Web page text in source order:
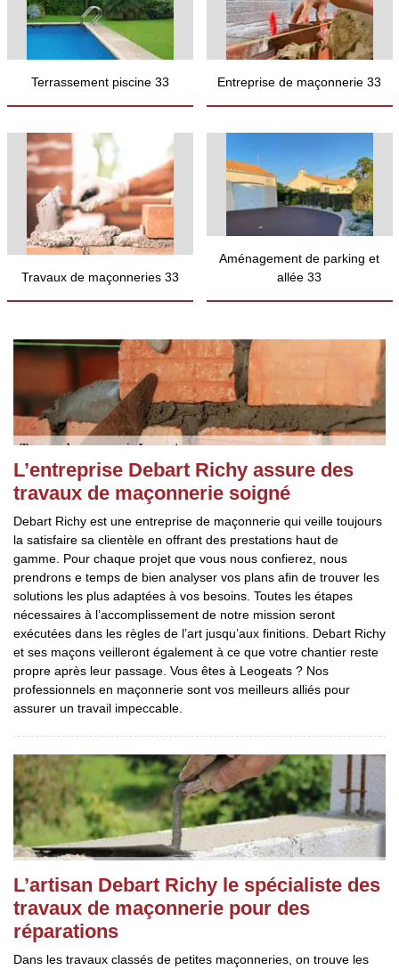
Terrassement piscine 33 Entreprise de maçonnerie 33
Travaux de maçonneries 33
Aménagement de parking et
allée 33
L’entreprise Debart Richy assure des
travaux de maçonnerie soigné
Debart Richy est une entreprise de maçonnerie qui veille toujours
la satisfaire sa clientèle en offrant des prestations haut de
gamme. Pour chaque projet que vous nous confierez, nous
prendrons e temps de bien analyser vos plans afin de trouver les
solutions les plus adaptées à vos besoins. Toutes les étapes
nécessaires à l’accomplissement de notre mission seront
exécutées dans les règles de l’art jusqu’aux finitions. Debart Richy
et ses maçons veilleront également à ce que votre chantier reste
propre après leur passage. Vous êtes à Leogeats ? Nos
professionnels en maçonnerie sont vos meilleurs alliés pour
assurer un travail impeccable.
L’artisan Debart Richy le spécialiste des
travaux de maçonnerie pour des
réparations
Dans les travaux classés de petites maçonneries, on trouve les